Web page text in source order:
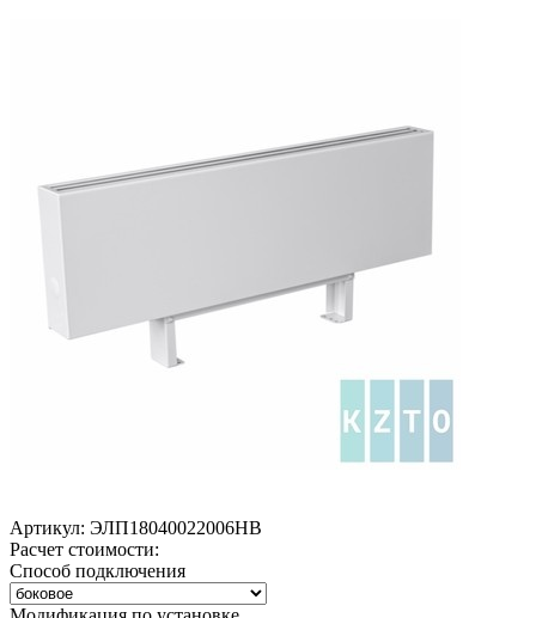
Артикул: ЭЛП18040022006НВ
Расчет стоимости:
Способ подключения